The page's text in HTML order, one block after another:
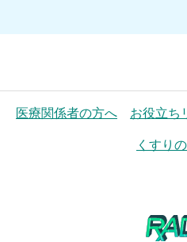
医療関係者の方へ お役立ち
くすり